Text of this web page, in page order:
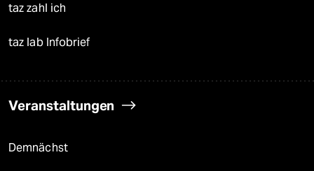
taz zahl ich
taz lab Infobrief
Veranstaltungen
Demnächst